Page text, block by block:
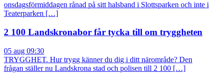
onsdagsförmiddagen rånad på sitt halsband i Slottsparken och inte i
Teaterparken […]
2 100 Landskronabor får tycka till om tryggheten
05 aug 09:30
TRYGGHET. Hur trygg känner du dig i ditt närområde? Den
frågan ställer nu Landskrona stad och polisen till 2 100 […]